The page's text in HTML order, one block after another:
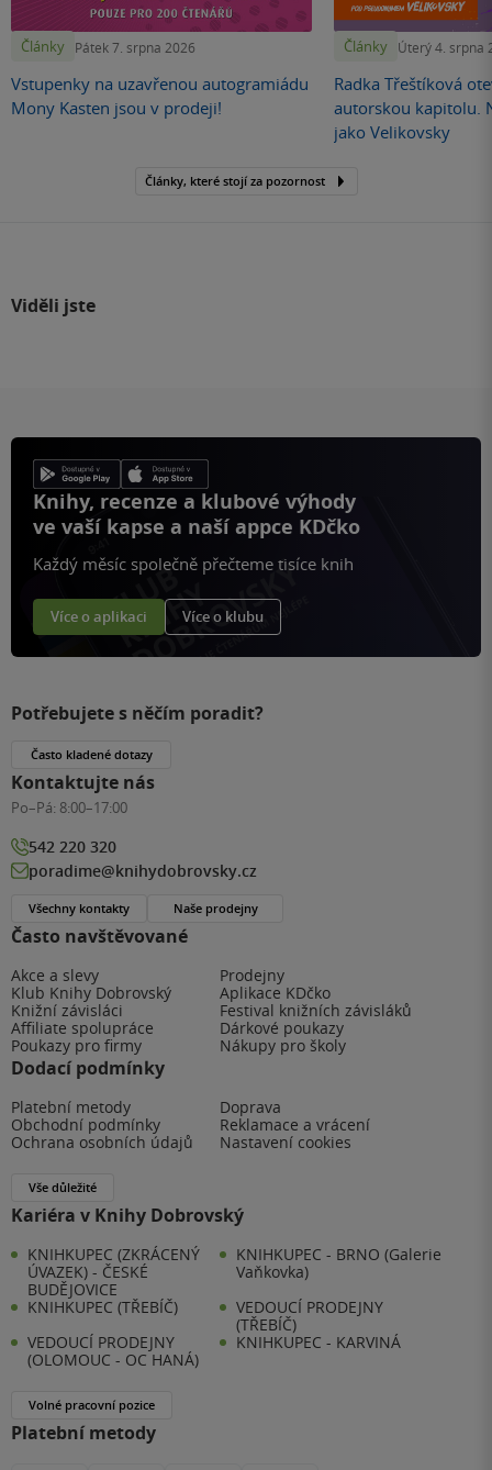
Články Pátek 7. srpna 2026
Vstupenky na uzavřenou autogramiádu
Mony Kasten jsou v prodeji!
Články Úterý 4. srpna
Radka Třeštíková
autorskou kapitolu.
jako Velikovsky
Články, které stojí za pozornost
Viděli jste
Knihy, recenze a klubové výhody
ve vaší kapse a naší appce KDčko
Každý měsíc společně přečteme tisíce knih
Více o aplikaci Více o klubu
Často navštěvované
Akce a slevy
Prodejny
Klub Knihy Dobrovský
Aplikace KDčko
Knižní závisláci
Festival knižních závisláků
Affiliate spolupráce
Dárkové poukazy
Poukazy pro firmy
Nákupy pro školy
Dodací podmínky
Platební metody
Doprava
Obchodní podmínky
Reklamace a vrácení
Ochrana osobních údajů
Nastavení cookies
Vše důležité
Kariéra v Knihy Dobrovský
KNIHKUPEC (ZKRÁCENÝ
ÚVAZEK) - ČESKÉ
BUDĚJOVICE
KNIHKUPEC - BRNO (Galerie
Vaňkovka)
KNIHKUPEC (TŘEBÍČ)
VEDOUCÍ PRODEJNY
(TŘEBÍČ)
VEDOUCÍ PRODEJNY
(OLOMOUC - OC HANÁ)
KNIHKUPEC - KARVINÁ
Volné pracovní pozice
Platební metody
Potřebujete s něčím poradit?
Často kladené dotazy
Kontaktujte nás
Po–Pá: 8:00–17:00
542 220 320
poradime@knihydobrovsky.cz
Všechny kontakty Naše prodejny